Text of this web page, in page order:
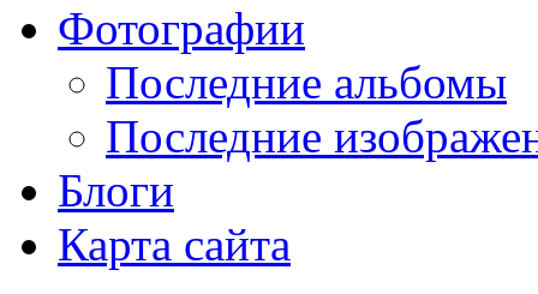
Фотографии
Последние альбомы
Последние
Блоги
Карта сайта